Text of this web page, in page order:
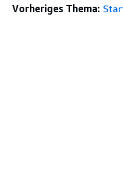
Vorheriges Thema: